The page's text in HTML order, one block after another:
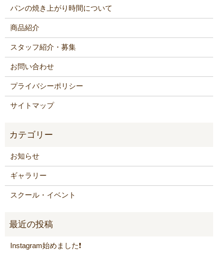
パンの焼き上がり時間について
商品紹介
スタッフ紹介・募集
お問い合わせ
プライバシーポリシー
サイトマップ
お知らせ
ギャラリー
スクール・イベント
Instagram始めました❗️